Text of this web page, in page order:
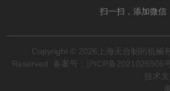
扫一扫，添加微信
Copyright © 2026上海天合制药机械
Reserved
备案号：沪ICP备2021026906
技术支
录